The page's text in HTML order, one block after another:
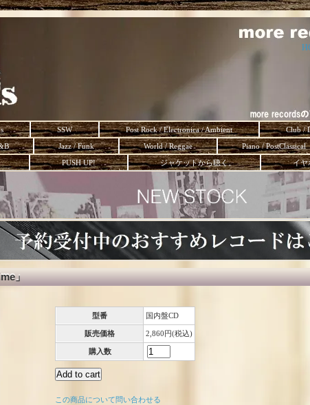
SSW Post Rock / Electronica / Ambient Club /
Jazz / Funk World / Reggae Piano / PostClassical
PUSH UP! ジャケットから聴く。 イヤ
」
型番 国内盤CD
販売価格 2,860円(税込)
購入数
この商品について問い合わせる